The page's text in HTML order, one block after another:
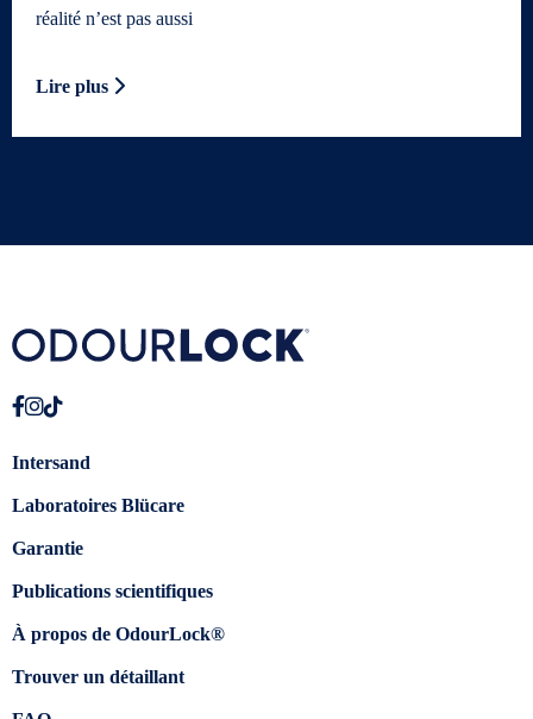
réalité n’est pas aussi
Lire plus
Intersand
Laboratoires Blücare
Garantie
Publications scientifiques
À propos de OdourLock®
Trouver un détaillant